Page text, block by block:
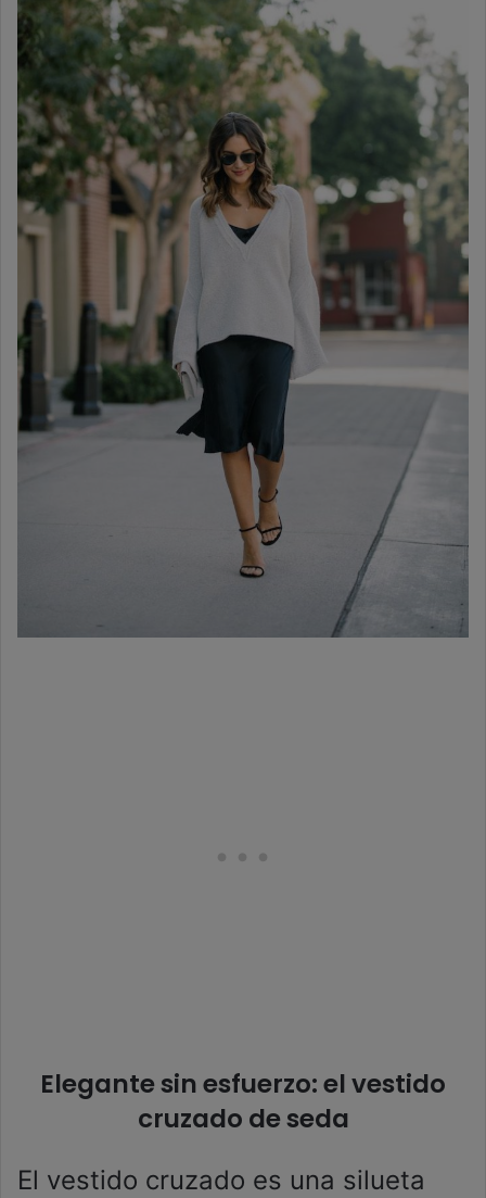
Elegante sin esfuerzo: el vestido
cruzado de seda
El vestido cruzado es una silueta